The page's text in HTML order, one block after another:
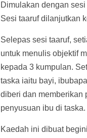
Dimulakan dengan
Sesi taaruf dilanjutkan
Selepas sesi taaruf,
untuk menulis objektif
kepada 3 kumpulan.
taska iaitu bayi,
diberi dan memberikan
penyusuan ibu di taska.
Kaedah ini dibuat